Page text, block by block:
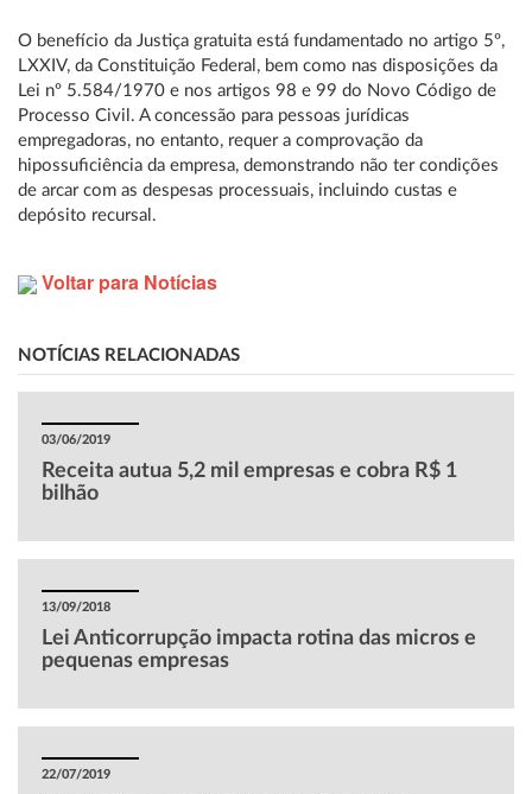
O benefício da Justiça gratuita está fundamentado no artigo 5º,
LXXIV, da Constituição Federal, bem como nas disposições da
Lei nº 5.584/1970 e nos artigos 98 e 99 do Novo Código de
Processo Civil. A concessão para pessoas jurídicas
empregadoras, no entanto, requer a comprovação da
hipossuficiência da empresa, demonstrando não ter condições
de arcar com as despesas processuais, incluindo custas e
depósito recursal.
Voltar para Notícias
NOTÍCIAS RELACIONADAS
03/06/2019
Receita autua 5,2 mil empresas e cobra R$ 1
bilhão
13/09/2018
Lei Anticorrupção impacta rotina das micros e
pequenas empresas
22/07/2019